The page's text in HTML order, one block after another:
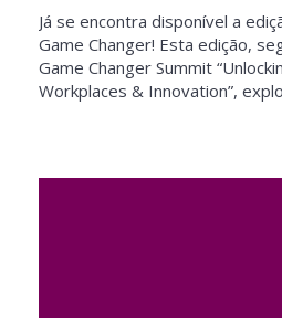
Já se encontra disponível a
Game Changer! Esta edição,
Game Changer Summit
Workplaces & Innovation”,